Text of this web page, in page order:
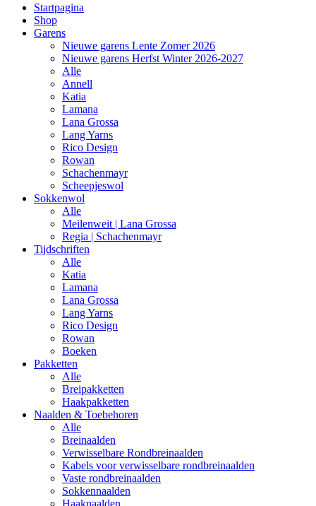
Startpagina
Shop
Garens
Nieuwe garens Lente Zomer 2026
Nieuwe garens Herfst Winter 2026-2027
Alle
Annell
Katia
Lamana
Lana Grossa
Lang Yarns
Rico Design
Rowan
Schachenmayr
Scheepjeswol
Sokkenwol
Alle
Meilenweit | Lana Grossa
Regia | Schachenmayr
Tijdschriften
Alle
Katia
Lamana
Lana Grossa
Lang Yarns
Rico Design
Rowan
Boeken
Pakketten
Alle
Breipakketten
Haakpakketten
Naalden & Toebehoren
Alle
Breinaalden
Verwisselbare Rondbreinaalden
Kabels voor verwisselbare rondbreinaalden
Vaste rondbreinaalden
Sokkennaalden
Haaknaalden